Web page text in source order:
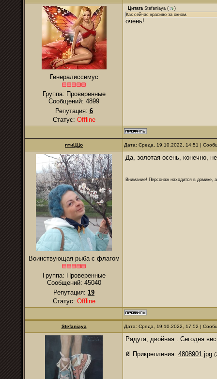
Генералиссимус
Группа: Проверенные
Сообщений: 4899
Репутация: 6
Статус: Offline
Цитата Stefaniaya (
)
Как сейчас красиво за окном.
очень!
птиЦЦо Дата: Среда, 19.10.2022, 14:51 |
Воинствующая рыба с флагом
Группа: Проверенные
Сообщений: 45040
Репутация: 19
Статус: Offline
Да, золотая осень, конечно,
Внимание! Персонаж находится в домике,
Stefaniaya Дата: Среда, 19.10.2022, 17:52 |
Радуга, двойная . Сегодня
Прикрепления: 4808901.jpg